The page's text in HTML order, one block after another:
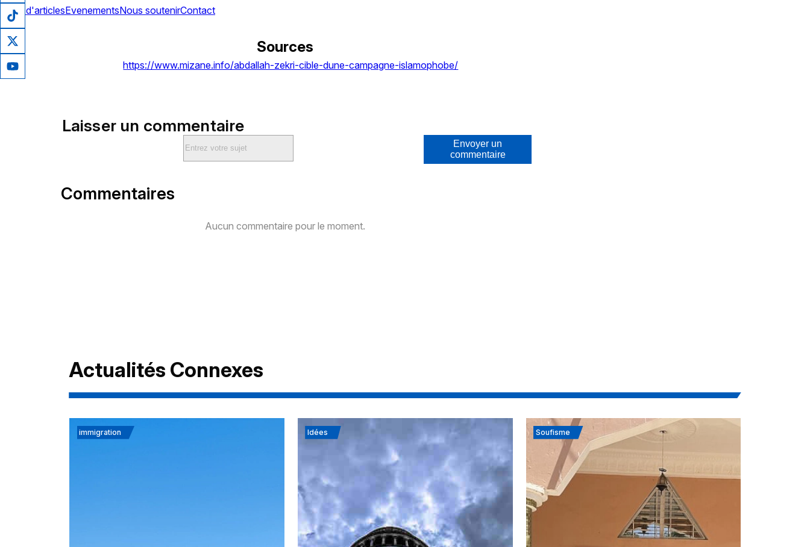
Plus d'articlesEvenementsNous soutenirContact
Sources
https://www.mizane.info/abdallah-zekri-cible-dune-campagne-islamophobe/
Laisser un commentaire
Envoyer un
commentaire
Commentaires
Aucun commentaire pour le moment.
Actualités Connexes
immigration Idées Soufisme